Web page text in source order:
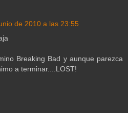
de 2010 a las 23:55
Breaking Bad y aunque parezca
a terminar....LOST!